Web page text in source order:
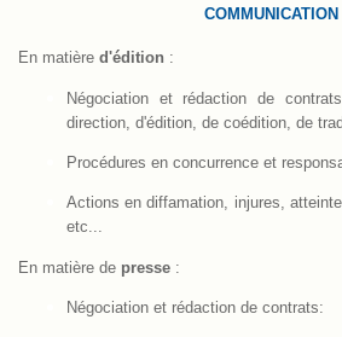
COMMUNICATION
En matière d'édition :
Négociation et rédaction de
direction, d'édition, de coédition, de
Procédures en concurrence et
Actions en diffamation, injures,
etc...
En matière de presse :
Négociation et rédaction de contrats: